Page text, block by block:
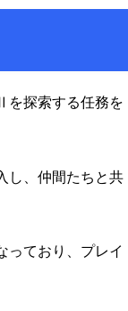
を探索する任務を
し、仲間たちと共
っており、プレイ